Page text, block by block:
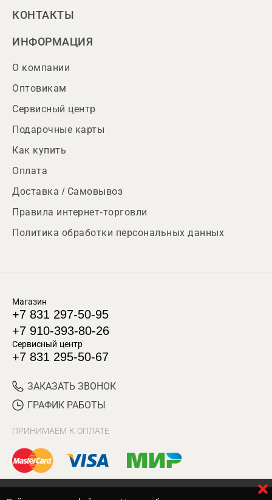
КОНТАКТЫ
ИНФОРМАЦИЯ
О компании
Оптовикам
Сервисный центр
Подарочные карты
Как купить
Оплата
Доставка / Самовывоз
Правила интернет-торговли
Политика обработки персональных данных
Магазин
+7 831 297-50-95
+7 910-393-80-26
Сервисный центр
+7 831 295-50-67
ЗАКАЗАТЬ ЗВОНОК
ГРАФИК РАБОТЫ
ПРИНИМАЕМ К ОПЛАТЕ